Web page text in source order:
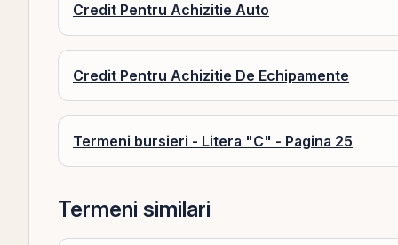
Credit Pentru Achizitie Auto
Credit Pentru Achizitie De Echipamente
Termeni bursieri - Litera "C" - Pagina 25
Termeni similari